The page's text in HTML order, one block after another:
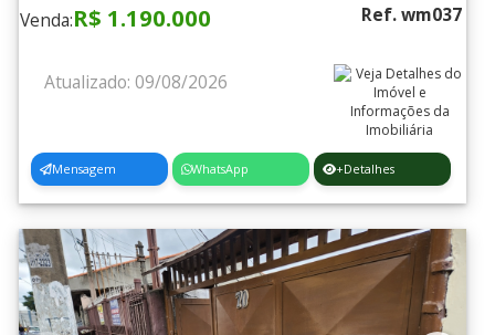
Venda:R$ 1.190.000 Ref. wm037
Atualizado: 09/08/2026
Mensagem WhatsApp +Detalhes